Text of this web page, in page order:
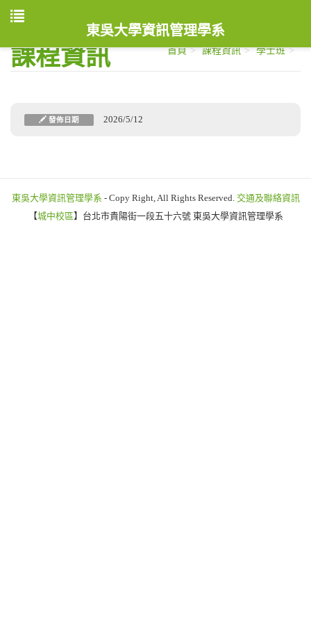
東吳大學資訊管理學系
課程資訊 首頁 課程資訊 學士班
發佈日期 2026/5/12
東吳大學資訊管理學系 - Copy Right, All Rights Reserved. 交通及聯絡資訊
【城中校區】台北市貴陽街一段五十六號 東吳大學資訊管理學系